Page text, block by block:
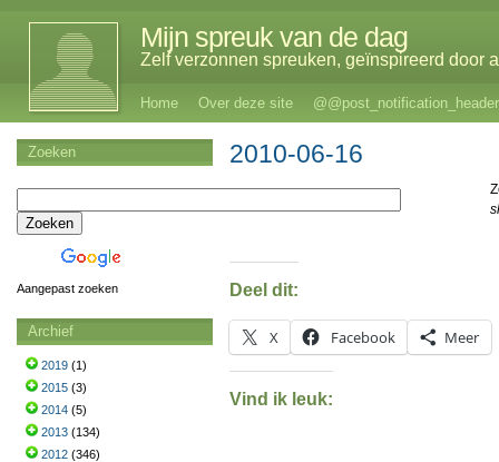
Mijn spreuk van de dag
Zelf verzonnen spreuken, geïnspireerd door
Home Over deze site @@post_notification_header
2010-06-16
Deel dit:
X Facebook Meer
Vind ik leuk:
Zoeken
Aangepast zoeken
Archief
2019 (1)
2015 (3)
2014 (5)
2013 (134)
2012 (346)